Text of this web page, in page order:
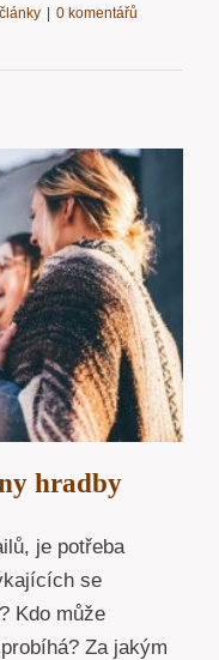
0 komentářů
hradby
je potřeba
se
Kdo může
Za jakým